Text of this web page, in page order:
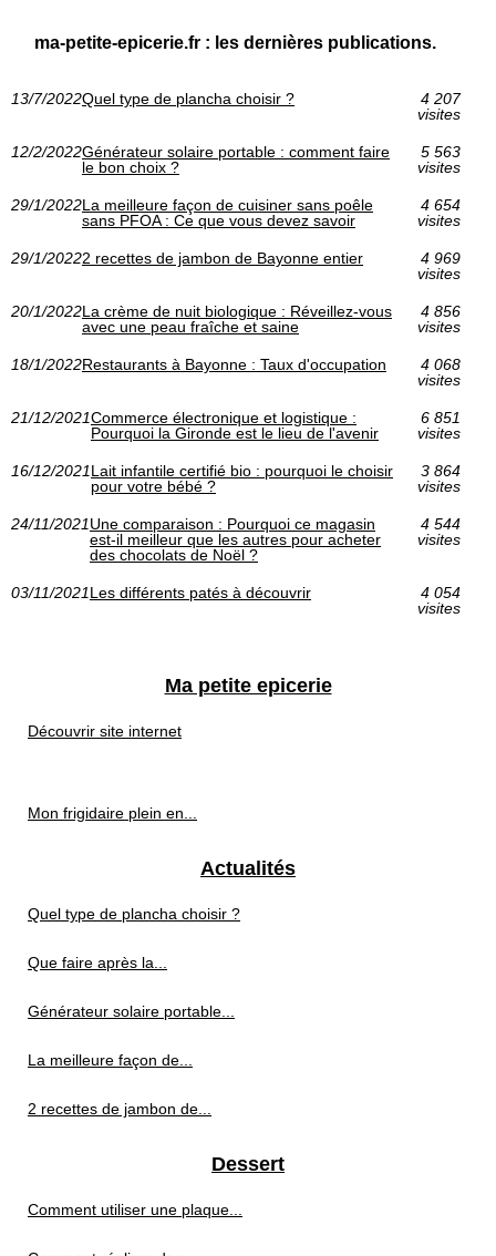
ma-petite-epicerie.fr : les dernières publications.
13/7/2022Quel type de plancha choisir ?
4 207
visites
12/2/2022Générateur solaire portable : comment faire
le bon choix ?
5 563
visites
29/1/2022La meilleure façon de cuisiner sans poêle
sans PFOA : Ce que vous devez savoir
4 654
visites
29/1/20222 recettes de jambon de Bayonne entier
4 969
visites
20/1/2022La crème de nuit biologique : Réveillez-vous
avec une peau fraîche et saine
4 856
visites
18/1/2022Restaurants à Bayonne : Taux d'occupation
4 068
visites
21/12/2021Commerce électronique et logistique :
Pourquoi la Gironde est le lieu de l'avenir
6 851
visites
16/12/2021Lait infantile certifié bio : pourquoi le choisir
pour votre bébé ?
3 864
visites
24/11/2021Une comparaison : Pourquoi ce magasin
est-il meilleur que les autres pour acheter
des chocolats de Noël ?
4 544
visites
03/11/2021Les différents patés à découvrir
4 054
visites
Ma petite epicerie
Découvrir site internet
Mon frigidaire plein en...
Actualités
Quel type de plancha choisir ?
Que faire après la...
Générateur solaire portable...
La meilleure façon de...
2 recettes de jambon de...
Dessert
Comment utiliser une plaque...